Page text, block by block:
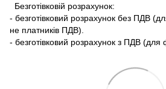
Безготівковій розрахунок:
- безготівковий розрахунок без ПДВ
не платників ПДВ).
- безготівковий розрахунок з ПДВ (для